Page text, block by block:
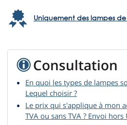
Uniquement des lampes
Consultation
En quoi les types de lampes
Lequel choisir ?
Le prix qui s'applique à mon
TVA ou sans TVA ? Envoi hors